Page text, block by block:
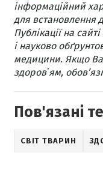
інформаційний
для встановлення
Публікації на
і науково
медицини. Якщо
здоровʼям,
Пов'язані
СВІТ ТВАРИН